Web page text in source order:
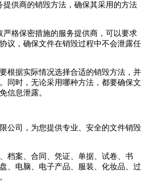
提供商的销毁方法，确保其采用的方法
严格保密措施的服务提供商，可以要求
议，确保文件在销毁过程中不会泄露任
根据实际情况选择合适的销毁方法，并
同时，无论采用哪种方法，都要确保文
信息泄露。
公司，为您提供专业、安全的文件销毁
档案、合同、凭证、单据、试卷、书
、电脑、电子产品、服装、化妆品、过